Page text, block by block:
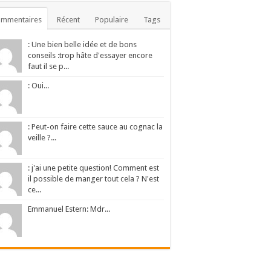
Récent Populaire Tags
: Une bien belle idée et de bons
conseils :trop hâte d'essayer encore
faut il se p...
: Oui...
: Peut-on faire cette sauce au cognac la
veille ?...
: j'ai une petite question! Comment est
il possible de manger tout cela ? N'est
ce...
Emmanuel Estern: Mdr...